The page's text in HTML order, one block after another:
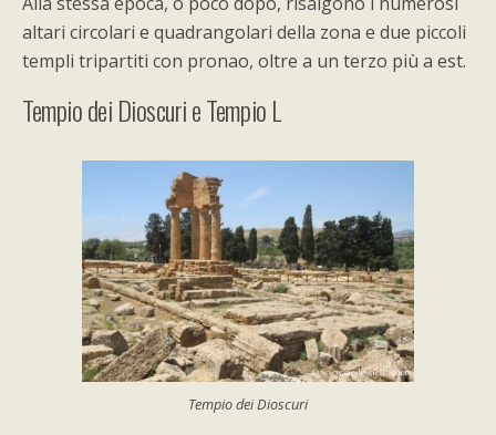
altari circolari e quadrangolari della zona e due piccoli
templi tripartiti con pronao, oltre a un terzo più a est.
Tempio dei Dioscuri e Tempio L
Tempio dei Dioscuri